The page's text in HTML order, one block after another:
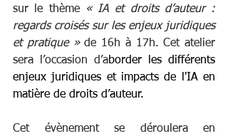
sur le thème
« IA et droits d’auteur :
regards croisés sur les enjeux juridiques
et pratique » de 16h à 17h. Cet atelier
sera l’occasion d’aborder les différents
enjeux juridiques et impacts de l'IA en
matière de droits d’auteur.
Cet évènement se déroulera en